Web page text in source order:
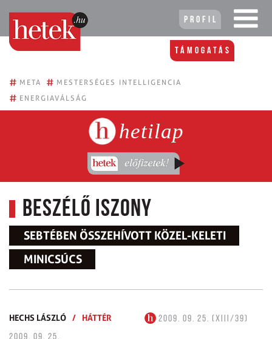
Profil
Támogatás
# META # MESTERSÉGES INTELLIGENCIA
# ENERGIAVÁLSÁG
hetilap
Beszélő iszony
SEBTÉBEN ÖSSZEHÍVOTT KÖZEL-KELETI
MINICSÚCS
HECHS LÁSZLÓ / HÁTTÉR
2009. 09. 25. (XIII/39)
2009. 09. 25.